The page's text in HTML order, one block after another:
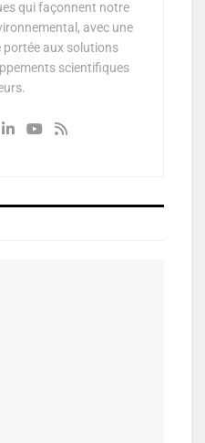
qui façonnent notre
avec une
aux solutions
scientifiques